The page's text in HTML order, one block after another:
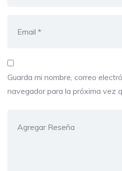
Guarda mi nombre, correo
navegador para la próxima vez